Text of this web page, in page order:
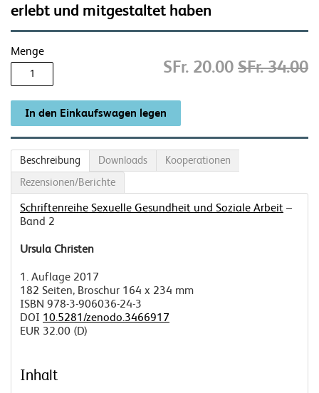
erlebt und mitgestaltet haben
SFr. 20.00 SFr. 34.00
Menge
Beschreibung Downloads
Kooperationen
Rezensionen/Berichte
Schriftenreihe Sexuelle Gesundheit und Soziale Arbeit –
Band 2
Ursula Christen
1. Auflage 2017
182 Seiten, Broschur 164 x 234 mm
ISBN 978-3-906036-24-3
DOI 10.5281/zenodo.3466917
EUR 32.00 (D)
Inhalt